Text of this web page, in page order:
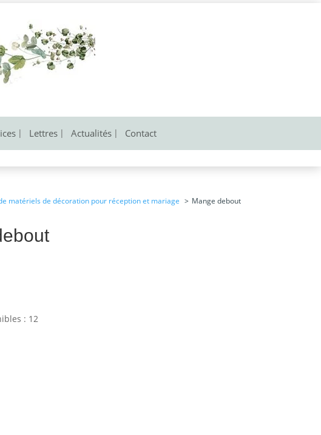
Lettres Actualités Contact
matériels de décoration pour réception et mariage Mange debout
: 12